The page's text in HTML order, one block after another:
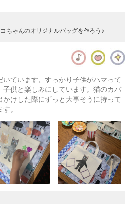
ちゃんのオリジナルバッグを作ろう♪
ています。すっかり子供がハマって
子供と楽しみにしています。猫のカバ
かけした際にずっと大事そうに持って
。